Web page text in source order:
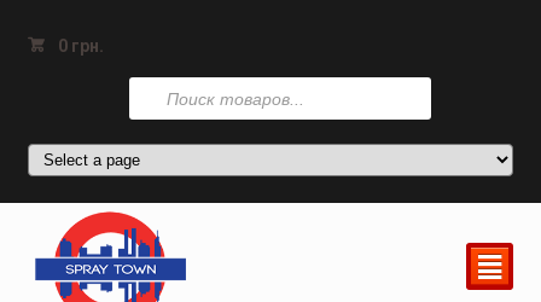
0 грн.
Поиск
товаров
²